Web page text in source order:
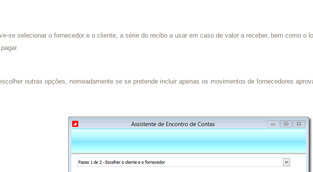
se selecionar o fornecedor e o cliente, a série do recibo a usar em caso de valor a receber, bem como o
outras opções, nomeadamente se se pretende incluir apenas os movimentos de fornecedores